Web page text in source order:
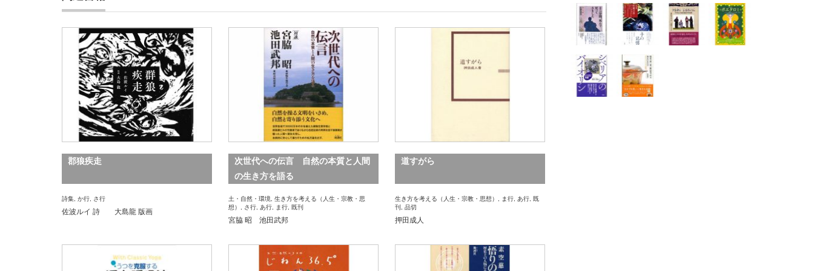
郡狼疾走
詩集, か行, さ行
佐波ルイ 詩 大島龍 版画
次世代への伝言 自然の本質と人間
の生き方を語る
土・自然・環境, 生き方を考える（人生・宗教・思
想） , さ行, あ行, ま行, 既刊
宮脇 昭 池田武邦
道すがら
生き方を考える（人生・宗教・思想） , ま行, あ行, 既
刊 , 品切
押田成人